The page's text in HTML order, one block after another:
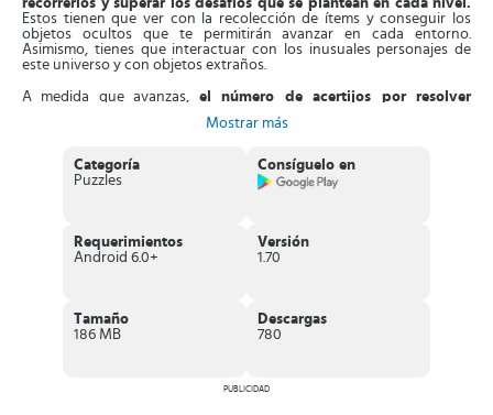
recorrerlos y superar los desafíos que se plantean en cada nivel.
Estos tienen que ver con la recolección de ítems y conseguir los
objetos ocultos que te permitirán avanzar en cada entorno.
Asimismo, tienes que interactuar con los inusuales personajes de
este universo y con objetos extraños.
A medida que avanzas, el número de acertijos por resolver
espacio antes de seleccionar una opción, ya que el tiempo es
esto, este juego dispone de un sistema de configuración sencillo e
impresionantes efectos visuales en 3D. Cuenta con excelentes
efectos de sonidos y una banda sonora que mejorará tu experiencia.
Intenso juego de rompecabezas gratuitos
Sencillo sistema de control, con un solo toque descubrirás
pistas.
El juego actualiza sus funciones con frecuencia al añadir más
Mostrar más
Categoría
Puzzles
Consíguelo en
Requerimientos
Android 6.0+
Versión
1.70
Tamaño
186 MB
Descargas
780
PUBLICIDAD